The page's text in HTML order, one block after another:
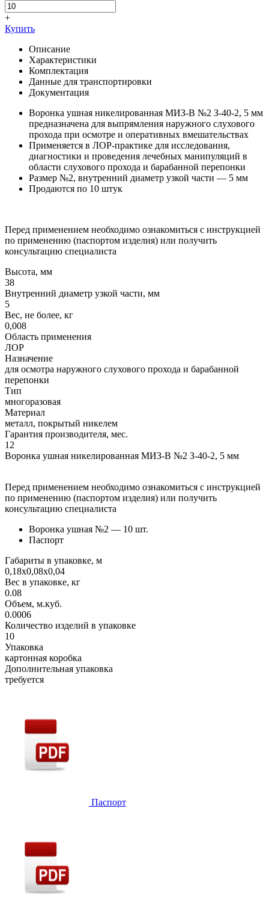
+
Купить
Описание
Характеристики
Комплектация
Данные для транспортировки
Документация
Воронка ушная никелированная МИЗ-В №2 З-40-2, 5 мм
предназначена для выпрямления наружного слухового
прохода при осмотре и оперативных вмешательствах
Применяется в ЛОР-практике для исследования,
диагностики и проведения лечебных манипуляций в
области слухового прохода и барабанной перепонки
Размер №2, внутренний диаметр узкой части — 5 мм
Продаются по 10 штук
Перед применением необходимо ознакомиться с инструкцией
по применению (паспортом изделия) или получить
консультацию специалиста
Высота, мм
38
Внутренний диаметр узкой части, мм
5
Вес, не более, кг
0,008
Область применения
ЛОР
Назначение
для осмотра наружного слухового прохода и барабанной
перепонки
Тип
многоразовая
Материал
металл, покрытый никелем
Гарантия производителя, мес.
12
Воронка ушная никелированная МИЗ-В №2 З-40-2, 5 мм
Перед применением необходимо ознакомиться с инструкцией
по применению (паспортом изделия) или получить
консультацию специалиста
Воронка ушная №2 — 10 шт.
Паспорт
Габариты в упаковке, м
0,18х0,08х0,04
Вес в упаковке, кг
0.08
Объем, м.куб.
0.0006
Количество изделий в упаковке
10
Упаковка
картонная коробка
Дополнительная упаковка
требуется
Паспорт